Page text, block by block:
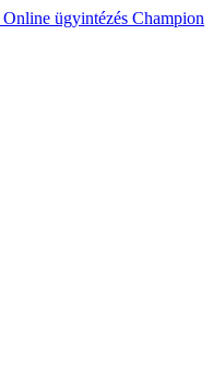
Online ügyintézés Champion